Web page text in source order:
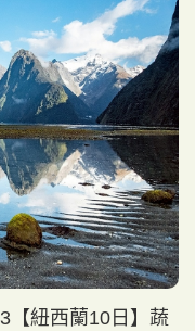
【紐西蘭10日】蔬